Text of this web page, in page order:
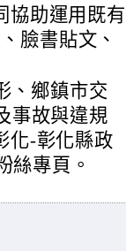
協助運用既有
臉書貼文、
、鄉鎮市交
事故與違規
化-彰化縣政
絲專頁。